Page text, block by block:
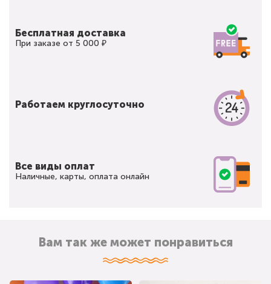
Бесплатная доставка
При заказе от 5 000 ₽
Работаем круглосуточно
Все виды оплат
Наличные, карты, оплата онлайн
Вам так же может понравиться